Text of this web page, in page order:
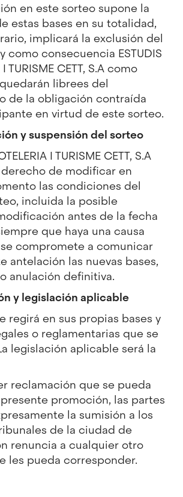
en este sorteo supone la
estas bases en su totalidad,
implicará la exclusión del
como consecuencia ESTUDIS
I TURISME CETT, S.A como
librees del
de la obligación contraída
en virtud de este sorteo.
y suspensión del sorteo
I TURISME CETT, S.A
de modificar en
las condiciones del
incluida la posible
antes de la fecha
que haya una causa
compromete a comunicar
antelación las nuevas bases,
anulación definitiva.
y legislación aplicable
regirá en sus propias bases y
o reglamentarias que se
legislación aplicable será la
reclamación que se pueda
promoción, las partes
la sumisión a los
de la ciudad de
renuncia a cualquier otro
les pueda corresponder.